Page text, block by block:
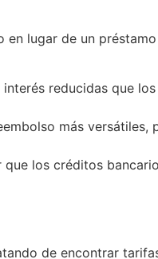
en lugar de un
reducidas que
más versátiles,
los créditos
de encontrar